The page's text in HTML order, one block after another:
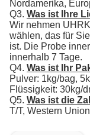
Nordamerika,
Q3. Was ist Ihre
Wir nehmen
wählen, das für
ist. Die Probe
innerhalb 7 Tage.
Q4. Was ist Ihr
Pulver: 1kg/bag,
Flüssigkeit: 30kg/
Q5. Was ist die
T/T, Western